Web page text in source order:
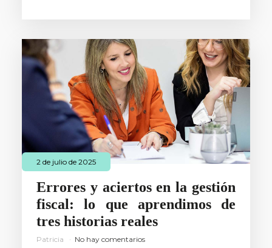
2 de julio de 2025
Errores y aciertos en la gestión
fiscal: lo que aprendimos de
tres historias reales
Patricia No hay comentarios